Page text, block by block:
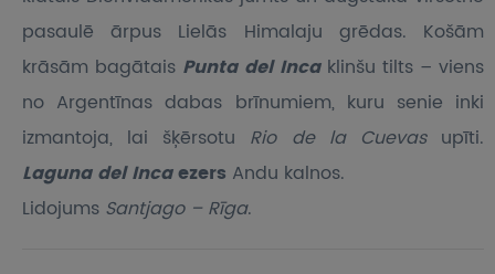
pasaulē ārpus Lielās Himalaju grēdas. Košām
krāsām bagātais Punta del Inca klinšu tilts – viens
no Argentīnas dabas brīnumiem, kuru senie inki
izmantoja, lai šķērsotu Rio de la Cuevas upīti.
Laguna del Incaezers Andu kalnos.
Lidojums Santjago – Rīga.